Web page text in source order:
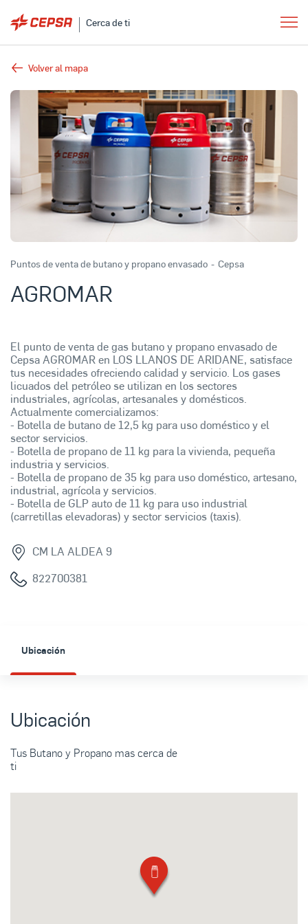
Cerca de ti
Volver al mapa
Puntos de venta de butano y propano envasado - Cepsa
AGROMAR
El punto de venta de gas butano y propano envasado de
Cepsa AGROMAR en LOS LLANOS DE ARIDANE, satisface
tus necesidades ofreciendo calidad y servicio. Los gases
licuados del petróleo se utilizan en los sectores
industriales, agrícolas, artesanales y domésticos.
Actualmente comercializamos:
- Botella de butano de 12,5 kg para uso doméstico y el
sector servicios.
- Botella de propano de 11 kg para la vivienda, pequeña
industria y servicios.
- Botella de propano de 35 kg para uso doméstico, artesano,
industrial, agrícola y servicios.
- Botella de GLP auto de 11 kg para uso industrial
(carretillas elevadoras) y sector servicios (taxis).
CM LA ALDEA 9
822700381
Ubicación
Ubicación
Tus Butano y Propano mas cerca de
ti